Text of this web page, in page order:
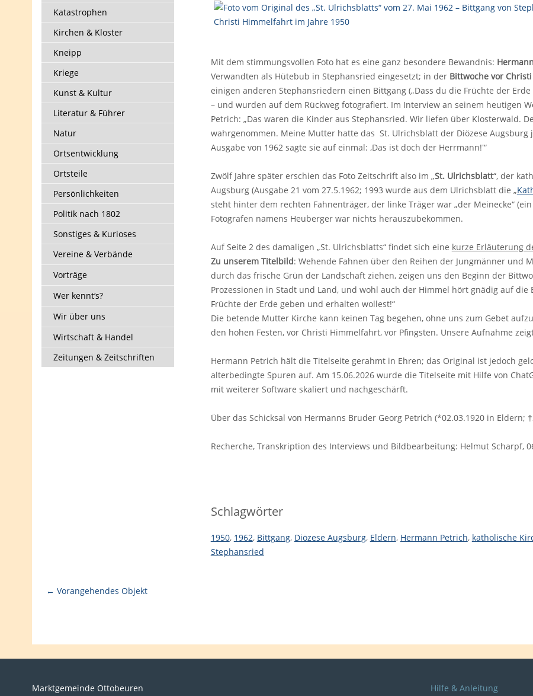
Katastrophen
Kirchen & Kloster
Kneipp
Kriege
Kunst & Kultur
Literatur & Führer
Natur
Ortsentwicklung
Ortsteile
Persönlichkeiten
Politik nach 1802
Sonstiges & Kurioses
Vereine & Verbände
Vorträge
Wer kennt‘s?
Wir über uns
Wirtschaft & Handel
Zeitungen & Zeitschriften
Mit dem stimmungsvollen Foto hat es eine ganz besondere Bewandnis:
Verwandten als Hütebub in Stephansried eingesetzt; in der Bittwoche vor
einigen anderen Stephansriedern einen Bittgang („Dass du die Früchte der
– und wurden auf dem Rückweg fotografiert. Im Interview an seinem heutigen
Petrich: „Das waren die Kinder aus Stephansried. Wir liefen über Klosterwald.
wahrgenommen. Meine Mutter hatte das St. Ulrichsblatt der Diözese
Ausgabe von 1962 sagte sie auf einmal: ‚Das ist doch der Herrmann!‛“
Zwölf Jahre später erschien das Foto Zeitschrift also im „St. Ulrichsblatt“, der
Augsburg (Ausgabe 21 vom 27.5.1962; 1993 wurde aus dem Ulrichsblatt die „
steht hinter dem rechten Fahnenträger, der linke Träger war „der Meinecke“
Fotografen namens Heuberger war nichts herauszubekommen.
Auf Seite 2 des damaligen „St. Ulrichsblatts“ findet sich eine kurze Erläuterung
Zu unserem Titelbild: Wehende Fahnen über den Reihen der Jungmänner und
durch das frische Grün der Landschaft ziehen, zeigen uns den Beginn der
Prozessionen in Stadt und Land, und wohl auch der Himmel hört gnädig auf
Früchte der Erde geben und erhalten wollest!“
Die betende Mutter Kirche kann keinen Tag begehen, ohne uns zum Gebet
den hohen Festen, vor Christi Himmelfahrt, vor Pfingsten. Unsere Aufnahme
Hermann Petrich hält die Titelseite gerahmt in Ehren; das Original ist jedoch
alterbedingte Spuren auf. Am 15.06.2026 wurde die Titelseite mit Hilfe von
mit weiterer Software skaliert und nachgeschärft.
Über das Schicksal von Hermanns Bruder Georg Petrich (*02.03.1920 in Eldern;
Recherche, Transkription des Interviews und Bildbearbeitung: Helmut Scharpf,
Schlagwörter
1950, 1962, Bittgang, Diözese Augsburg, Eldern, Hermann Petrich, katholische
Stephansried
← Vorangehendes Objekt
Marktgemeinde Ottobeuren Hilfe & Anleitung